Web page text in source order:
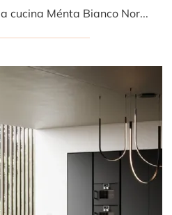
Ottieni informazioni sulla cucina Ménta Bianco Nordico di Miton: questa soluzione in laminato sarà l'acquisto ideale per te!